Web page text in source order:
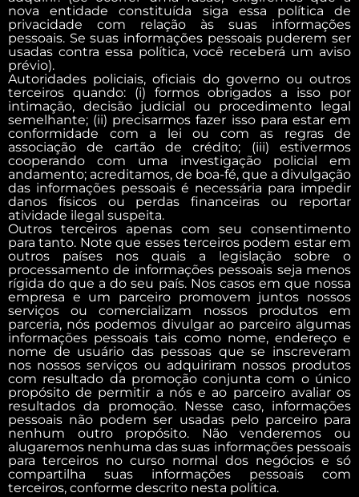
nova entidade constituída siga essa política de
privacidade com relação às suas informações
pessoais. Se suas informações pessoais puderem ser
usadas contra essa política, você receberá um aviso
prévio).
Autoridades policiais, oficiais do governo ou outros
terceiros quando: (i) formos obrigados a isso por
intimação, decisão judicial ou procedimento legal
semelhante; (ii) precisarmos fazer isso para estar em
conformidade com a lei ou com as regras de
associação de cartão de crédito; (iii) estivermos
cooperando com uma investigação policial em
andamento; acreditamos, de boa-fé, que a divulgação
das informações pessoais é necessária para impedir
danos físicos ou perdas financeiras ou reportar
atividade ilegal suspeita.
Outros terceiros apenas com seu consentimento
para tanto. Note que esses terceiros podem estar em
outros países nos quais a legislação sobre o
processamento de informações pessoais seja menos
rígida do que a do seu país. Nos casos em que nossa
empresa e um parceiro promovem juntos nossos
serviços ou comercializam nossos produtos em
parceria, nós podemos divulgar ao parceiro algumas
informações pessoais tais como nome, endereço e
nome de usuário das pessoas que se inscreveram
nos nossos serviços ou adquiriram nossos produtos
com resultado da promoção conjunta com o único
propósito de permitir a nós e ao parceiro avaliar os
resultados da promoção. Nesse caso, informações
pessoais não podem ser usadas pelo parceiro para
nenhum outro propósito. Não venderemos ou
alugaremos nenhuma das suas informações pessoais
para terceiros no curso normal dos negócios e só
compartilha suas informações pessoais com
terceiros, conforme descrito nesta política.